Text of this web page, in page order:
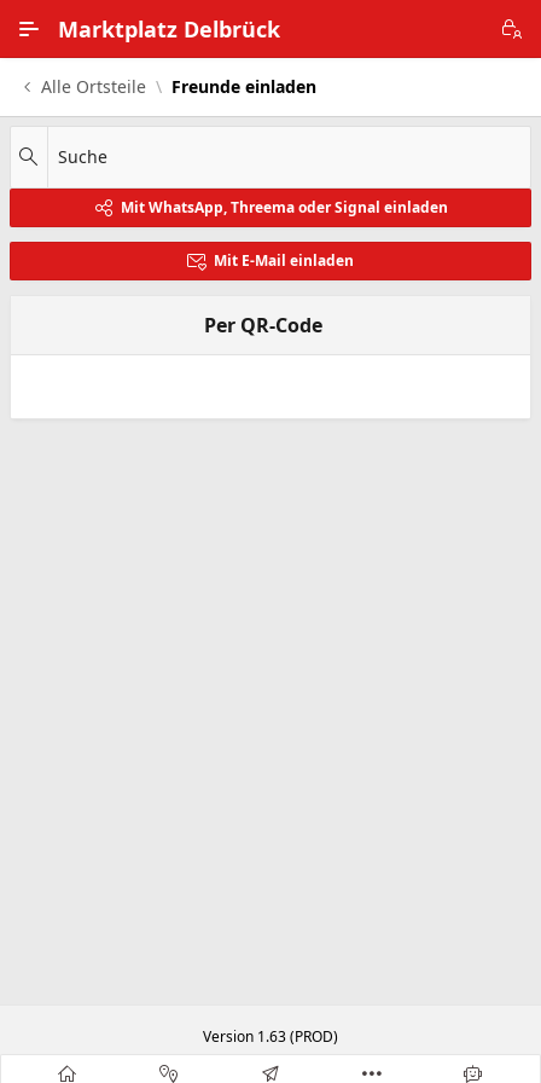
Marktplatz Delbrück
Alle Ortsteile
Impressum
Nutzungsbedingungen
Alle Ortsteile Freunde einladen
Suche
Mit WhatsApp, Threema oder Signal einladen
Mit E-Mail einladen
Per QR-Code
Version 1.63 (PROD)